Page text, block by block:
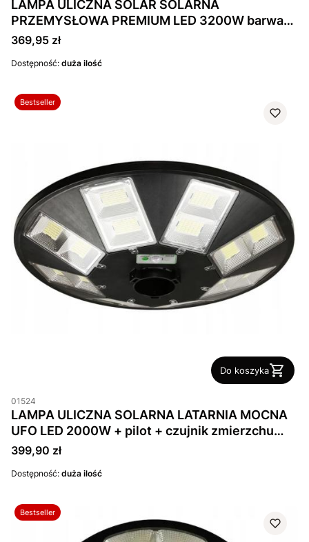
LAMPA ULICZNA SOLAR SOLARNA
PRZEMYSŁOWA PREMIUM LED 3200W barwa
Cena
369,95 zł
Dostępność: duża ilość
Bestseller
Do koszyka
01524
LAMPA ULICZNA SOLARNA LATARNIA MOCNA
UFO LED 2000W + pilot + czujnik zmierzchu
IP65
Cena
399,90 zł
Dostępność: duża ilość
Bestseller